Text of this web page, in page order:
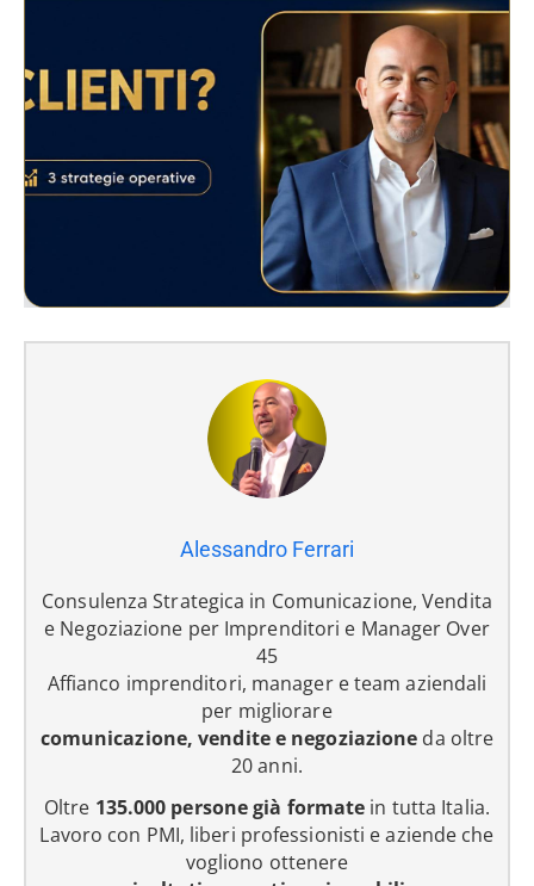
Alessandro Ferrari
Consulenza Strategica in Comunicazione, Vendita
e Negoziazione per Imprenditori e Manager Over
45
Affianco imprenditori, manager e team aziendali
per migliorare
comunicazione, vendite e negoziazione da oltre
20 anni.
Oltre 135.000 persone già formate in tutta Italia.
Lavoro con PMI, liberi professionisti e aziende che
vogliono ottenere